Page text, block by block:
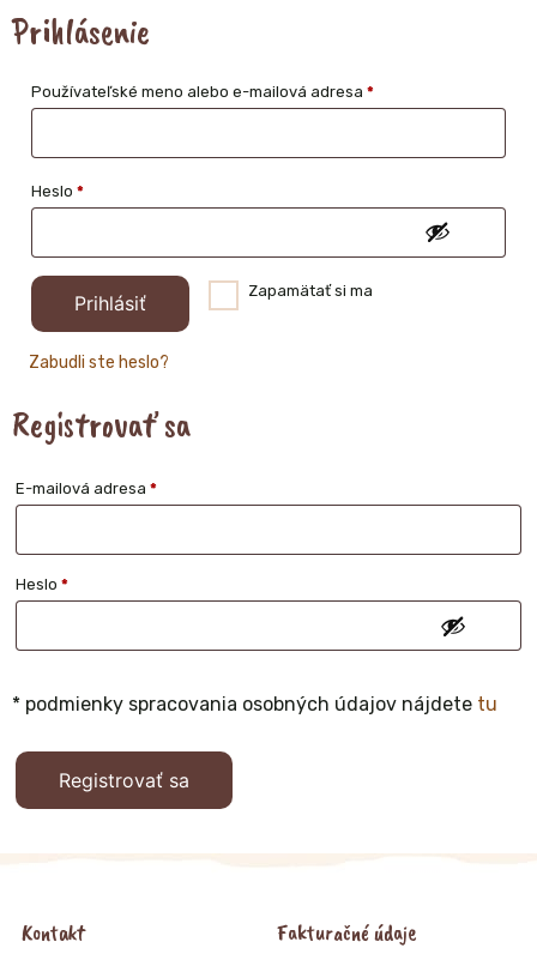
Prihlásenie
Používateľské meno alebo e-mailová adresa *Povinné
Heslo *Povinné
Zapamätať si ma
Prihlásiť
Zabudli ste heslo?
Registrovať sa
E-mailová adresa *Povinné
Heslo *Povinné
* podmienky spracovania osobných údajov nájdete tu
Registrovať sa
Kontakt Fakturačné údaje